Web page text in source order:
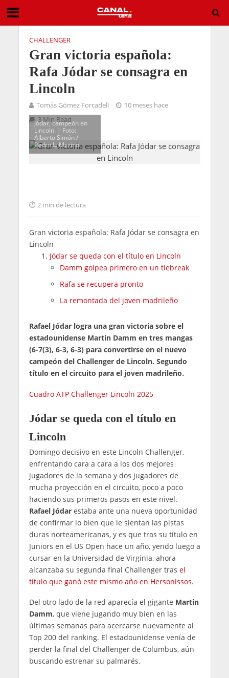
CHALLENGER
Gran victoria española:
Rafa Jódar se consagra en
Lincoln
Tomás Gómez Forcadell
10 meses hace
3 Min Read
Jódar, campeón en
Lincoln. | Foto:
Alberto Simón /
Pedro L. Merino
2 min de lectura
Gran victoria española: Rafa Jódar se consagra en
Lincoln
Jódar se queda con el título en Lincoln
Damm golpea primero en un tiebreak
Rafa se recupera pronto
La remontada del joven madrileño
Rafael Jódar logra una gran victoria sobre el
estadounidense Martin Damm en tres mangas
(6-7(3), 6-3, 6-3) para convertirse en el nuevo
campeón del Challenger de Lincoln. Segundo
título en el circuito para el joven madrileño.
Cuadro ATP Challenger Lincoln 2025
Jódar se queda con el título en
Lincoln
Domingo decisivo en este Lincoln Challenger,
enfrentando cara a cara a los dos mejores
jugadores de la semana y dos jugadores de
mucha proyección en el circuito, poco a poco
haciendo sus primeros pasos en este nivel.
Rafael Jódarestaba ante una nueva oportunidad
de confirmar lo bien que le sientan las pistas
duras norteamericanas, y es que tras su título en
Juniors en el US Open hace un año, yendo luego a
cursar en la Universidad de Virginia, ahora
alcanzaba su segunda final Challenger tras el
título que ganó este mismo año en Hersonissos.
Del otro lado de la red aparecía el gigante Martin
Damm, que viene jugando muy bien en las
últimas semanas para acercarse nuevamente al
Top 200 del ranking. El estadounidense venía de
perder la final del Challenger de Columbus, aún
buscando estrenar su palmarés.